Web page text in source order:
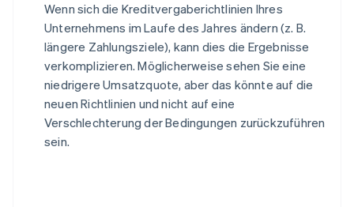
Wenn sich die Kreditvergaberichtlinien Ihres
Unternehmens im Laufe des Jahres ändern (z. B.
längere Zahlungsziele), kann dies die Ergebnisse
verkomplizieren. Möglicherweise sehen Sie eine
niedrigere Umsatzquote, aber das könnte auf die
neuen Richtlinien und nicht auf eine
Verschlechterung der Bedingungen zurückzuführen
sein.